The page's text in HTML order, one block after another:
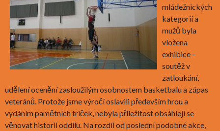
mládežnických
kategorií a
mužů byla
vložena
exhibice –
soutěž v
zatloukání,
udělení ocenění zasloužilým osobnostem basketbalu a zápas
veteránů. Protože jsme výročí oslavili především hrou a
vydáním pamětních triček, nebyla příležitost obsáhleji se
věnovat historii oddílu. Na rozdíl od poslední podobné akce,